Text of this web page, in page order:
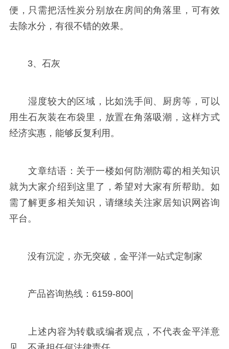
便，只需把活性炭分别放在房间的角落里，可有效
去除水分，有很不错的效果。
3、石灰
湿度较大的区域，比如洗手间、厨房等，可以
用生石灰装在布袋里，放置在角落吸潮，这样方式
经济实惠，能够反复利用。
文章结语：关于一楼如何防潮防霉的相关知识
就为大家介绍到这里了，希望对大家有所帮助。如
需了解更多相关知识，请继续关注家居知识网咨询
平台。
没有沉淀，亦无突破，金平洋一站式定制家
产品咨询热线：6159-800|
上述内容为转载或编者观点，不代表金平洋意